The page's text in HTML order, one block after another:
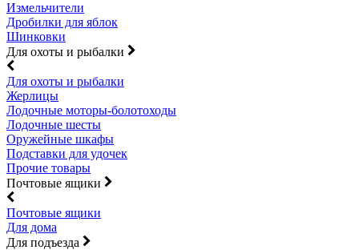
Измельчители
Дробилки для яблок
Шинковки
Для охоты и рыбалки
Для охоты и рыбалки
Жерлицы
Лодочные моторы-болотоходы
Лодочные шесты
Оружейные шкафы
Подставки для удочек
Прочие товары
Почтовые ящики
Почтовые ящики
Для дома
Для подъезда